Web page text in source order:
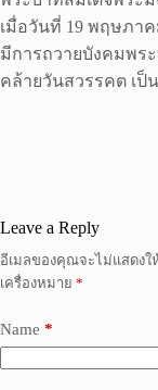
เมื่อวันที่ 19 พฤษภา
มีการถวายบังคมพร
คล้ายวันสวรรคต เป็
Leave a Reply
อีเมลของคุณจะไม่แสดง
เครื่องหมาย *
Name *